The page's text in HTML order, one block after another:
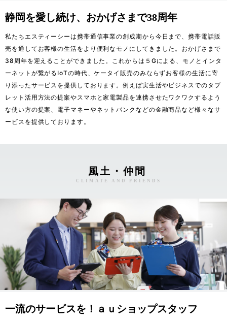
静岡を愛し続け、おかげさまで38周年
私たちエスティーシーは携帯通信事業の創成期から今日まで、携帯電話販
売を通してお客様の生活をより便利なモノにしてきました。おかげさまで
38周年を迎えることができました。これからは５Gによる、モノとインタ
ーネットが繋がるIoTの時代、ケータイ販売のみならずお客様の生活に寄
り添ったサービスを提供しております。例えば実生活やビジネスでのタブ
レット活用方法の提案やスマホと家電製品を連携させたワクワクするよう
な使い方の提案、電子マネーやネットバンクなどの金融商品など様々なサ
ービスを提供しております。
風土・仲間
CLIMATE AND FRIENDS
一流のサービスを！ａｕショップスタッフ